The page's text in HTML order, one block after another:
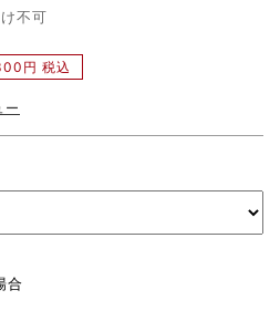
不可
円 税込
ー
合